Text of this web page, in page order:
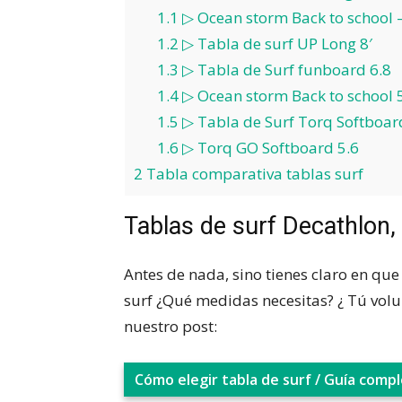
1.1 ▷ Ocean storm Back to school
1.2 ▷ Tabla de surf UP Long 8′
1.3 ▷ Tabla de Surf funboard 6.8
1.4▷ Ocean storm Back to school
1.5 ▷ Tabla de Surf Torq
1.6 ▷ Torq GO Softboard 5.6
2 Tabla comparativa tablas surf
Tablas de surf
Antes de nada, sino tienes claro en
surf ¿Qué medidas necesitas? ¿ Tú
nuestro post:
Cómo elegir tabla de surf / Guía